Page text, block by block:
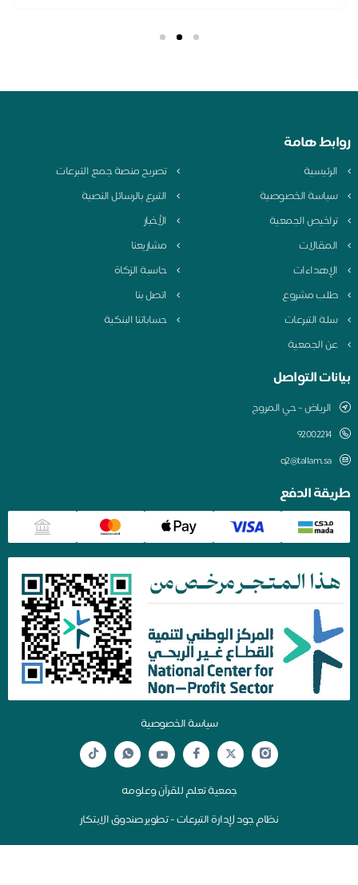
هامة
تصريح منصة جمع التبرعات
الخصوصية
التبرع بالرسائل النصية
الجمعية
الأخبار
مشاريعنا
حاسبة الزكاة
مشروع
اتصل بنا
التبرعات
حساباتنا البنكية
الجمعية
التواصل
الرياض - حي المروج
q2@tallam.sa
الدفع
سياسة الخصوصية
جمعية تعلم للقرآن وعلومه
نظام جود لإدارة التبرعات - تطوير صندوق الابتكار